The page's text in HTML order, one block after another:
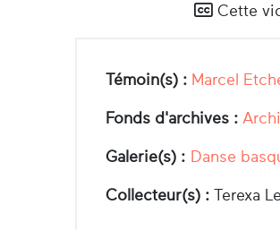
Cette
Témoin(s) : Marcel
Fonds d'archives :
Galerie(s) : Danse
Collecteur(s) : Terexa